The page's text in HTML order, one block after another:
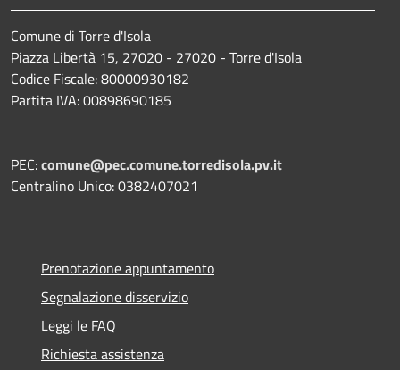
Comune di Torre d'Isola
Piazza Libertà 15, 27020 - 27020 - Torre d'Isola
Codice Fiscale: 80000930182
Partita IVA: 00898690185
PEC:comune@pec.comune.torredisola.pv.it
Centralino Unico: 0382407021
Prenotazione appuntamento
Segnalazione disservizio
Leggi le FAQ
Richiesta assistenza